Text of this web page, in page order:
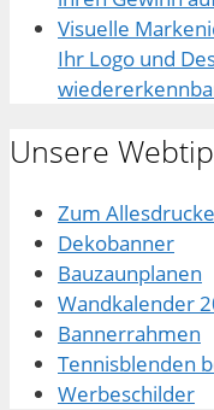
Visuelle
Ihr Logo und
Unsere
Zum
Dekobanner
Bauzaunplanen
Wandkalender
Bannerrahmen
Tennisblenden
Werbeschilder